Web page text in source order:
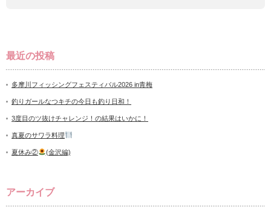
最近の投稿
多摩川フィッシングフェスティバル2026 in青梅
釣りガールなつキチの今日も釣り日和！
3度目のツ抜けチャレンジ！の結果はいかに！
真夏のサワラ料理
夏休み② (金沢編)
アーカイブ